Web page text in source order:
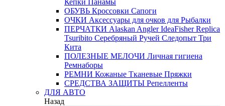
Кепки Панамы
ОБУВЬ Кроссовки Сапоги
ОЧКИ Аксессуары для очков для Рыбалки
ПЕРЧАТКИ Alaskan AnglerIdeaFisherReplica
Tsuribito Серебряный Ручей Следопыт Три
Кита
ПОЛЕЗНЫЕ МЕЛОЧИ Личная гигиена
Ремнаборы
РЕМНИ Кожаные Тканевые Пряжки
СРЕДСТВА ЗАЩИТЫ Репелленты
ДЛЯ АВТО
Назад